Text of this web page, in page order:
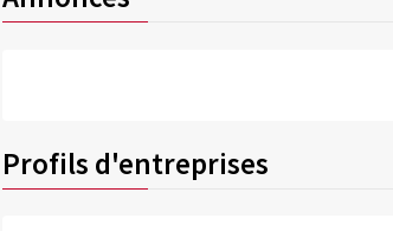
Profils d'entreprises